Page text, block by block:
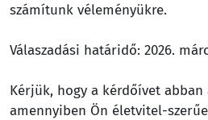
számítunk véleményükre.
Válaszadási határidő: 2026.
Kérjük, hogy a kérdőívet
amennyiben Ön életvitel-